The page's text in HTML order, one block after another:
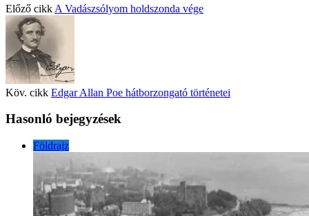
Előző cikk A Vadászsólyom holdszonda vége
Köv. cikk Edgar Allan Poe hátborzongató történetei
Hasonló bejegyzések
Földrajz